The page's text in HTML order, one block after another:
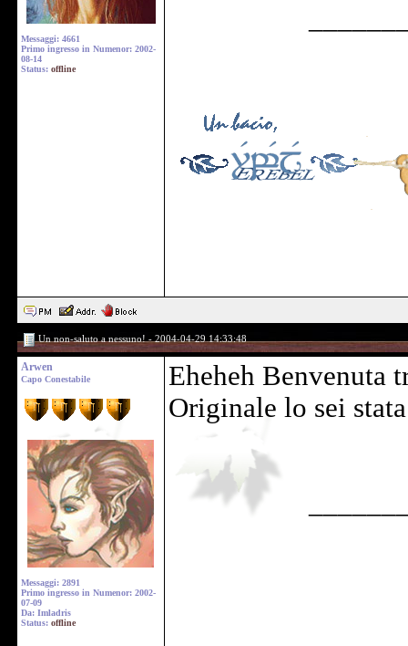
Messaggi: 4661
Primo ingresso in Numenor: 2002-
08-14
Status: offline
Un non-saluto a nessuno! - 2004-04-29 14:33:48
Arwen
Capo Conestabile
Messaggi: 2891
Primo ingresso in Numenor: 2002-
07-09
Da: Imladris
Status: offline
Eheheh Benvenuta
Originale lo sei